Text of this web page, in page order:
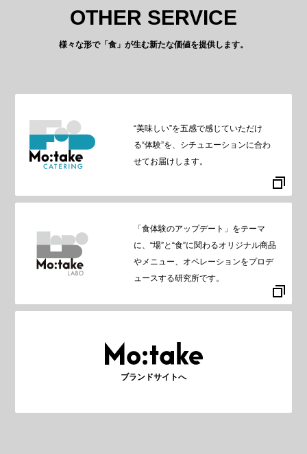
OTHER SERVICE
様々な形で「食」が生む新たな価値を提供します。
“美味しい”を五感で感じていただけ
る“体験”を、シチュエーションに合わ
せてお届けします。
「食体験のアップデート」をテーマ
に、“場”と“食”に関わるオリジナル商品
やメニュー、オペレーションをプロデ
ュースする研究所です。
ブランドサイトへ